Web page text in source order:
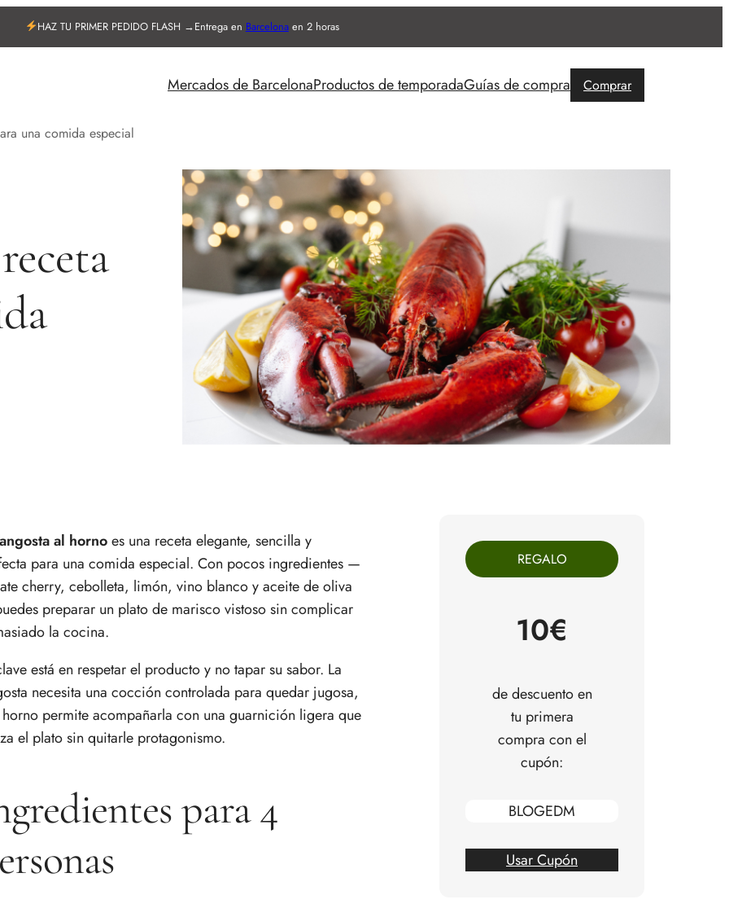
HAZ TU PRIMER PEDIDO FLASH →Entrega en Barcelonaen 2 horas
Mercados de BarcelonaProductos de temporadaGuías de compra Comprar
una comida especial
al hornoes una receta elegante, sencilla y
para una comida especial. Con pocos ingredientes —
cherry, cebolleta, limón, vino blanco y aceite de oliva
preparar un plato de marisco vistoso sin complicar
la cocina.
está en respetar el producto y no tapar su sabor. La
necesita una cocción controlada para quedar jugosa,
permite acompañarla con una guarnición ligera que
el plato sin quitarle protagonismo.
para 4
REGALO
10€
de descuento en
tu primera
compra con el
cupón:
BLOGEDM
Usar Cupón